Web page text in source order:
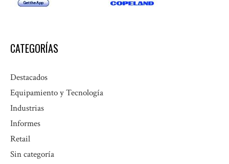
CATEGORÍAS
Destacados
Equipamiento y Tecnología
Industrias
Informes
Retail
Sin categoría